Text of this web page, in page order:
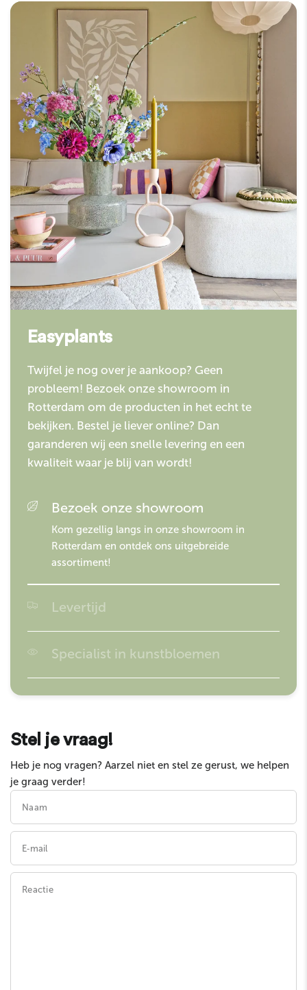
Easyplants
Twijfel je nog over je aankoop? Geen
probleem! Bezoek onze showroom in
Rotterdam om de producten in het echt te
bekijken. Bestel je liever online? Dan
garanderen wij een snelle levering en een
kwaliteit waar je blij van wordt!
Bezoek onze showroom
Kom gezellig langs in onze showroom in
Rotterdam en ontdek ons uitgebreide
assortiment!
Levertijd
Specialist in kunstbloemen
Stel je vraag!
Heb je nog vragen? Aarzel niet en stel ze gerust, we helpen
je graag verder!
Naam
E‑mail
Reactie